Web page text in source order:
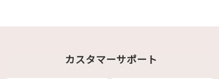
カスタマーサポート